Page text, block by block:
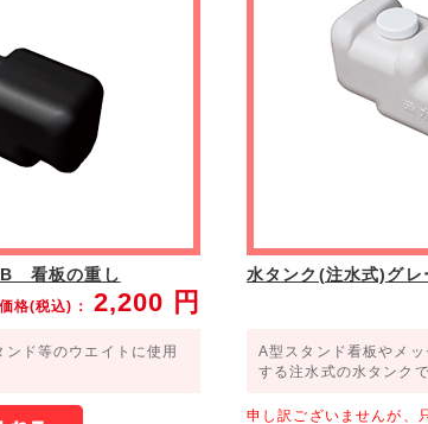
B 看板の重し
格(税込)： 2,200 円
ド等のウエイトに使用
水タンク(注水式)グ
A型スタンド看板やメ
する注水式の水タンクで
申し訳ございませんが、